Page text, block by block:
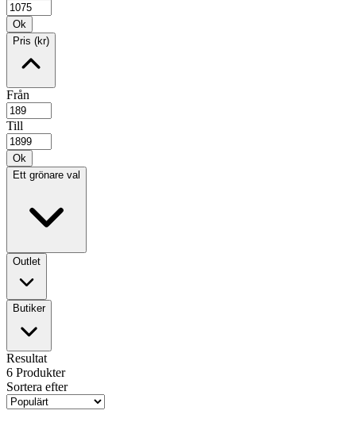
Ok
Pris (kr)
Från
Till
Ok
Ett grönare val
Outlet
Butiker
Resultat
6 Produkter
Sortera efter